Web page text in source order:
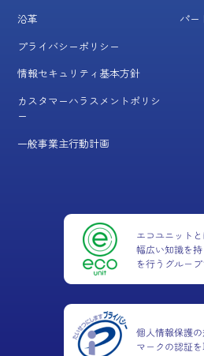
沿革
プライバシーポリシー
情報セキュリティ基本方針
カスタマーハラスメントポリシ
ー
一般事業主行動計画
パー